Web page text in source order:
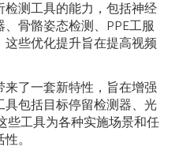
测工具的能力，包括神经
骨骼姿态检测、PPE工服
些优化提升旨在提高视频
了一套新特性，旨在增强
包括目标停留检测器、光
些工具为各种实施场景和任
。